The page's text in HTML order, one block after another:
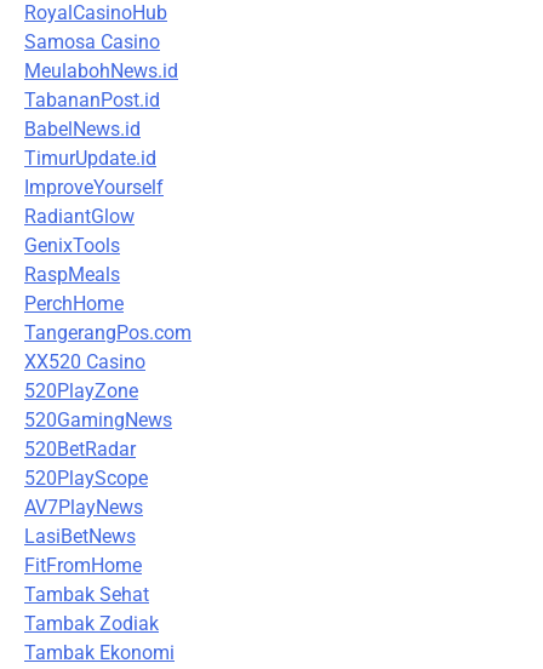
RoyalCasinoHub
Samosa Casino
MeulabohNews.id
TabananPost.id
BabelNews.id
TimurUpdate.id
ImproveYourself
RadiantGlow
GenixTools
RaspMeals
PerchHome
TangerangPos.com
XX520 Casino
520PlayZone
520GamingNews
520BetRadar
520PlayScope
AV7PlayNews
LasiBetNews
FitFromHome
Tambak Sehat
Tambak Zodiak
Tambak Ekonomi